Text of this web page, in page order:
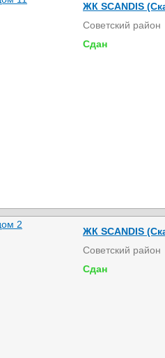
ЖК SCANDIS
Советский район
Сдан
ЖК SCANDIS
Советский район
Сдан